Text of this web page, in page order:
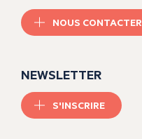
NOUS CONTACTER
NEWSLETTER
S'INSCRIRE